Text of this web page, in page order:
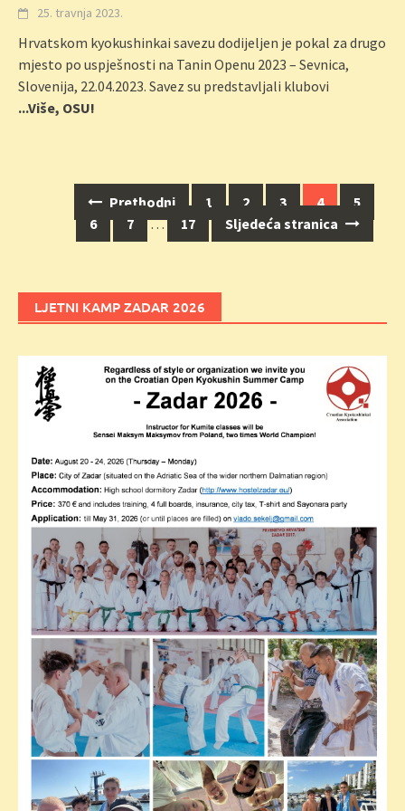
25. travnja 2023.
Hrvatskom kyokushinkai savezu dodijeljen je pokal za drugo
mjesto po uspješnosti na Tanin Openu 2023 – Sevnica,
Slovenija, 22.04.2023. Savez su predstavljali klubovi
...Više, OSU!
Navigacija
Prethodni 1 2 3 4
5
6
7 … 17 Sljedeća stranica
LJETNI KAMP ZADAR 2026